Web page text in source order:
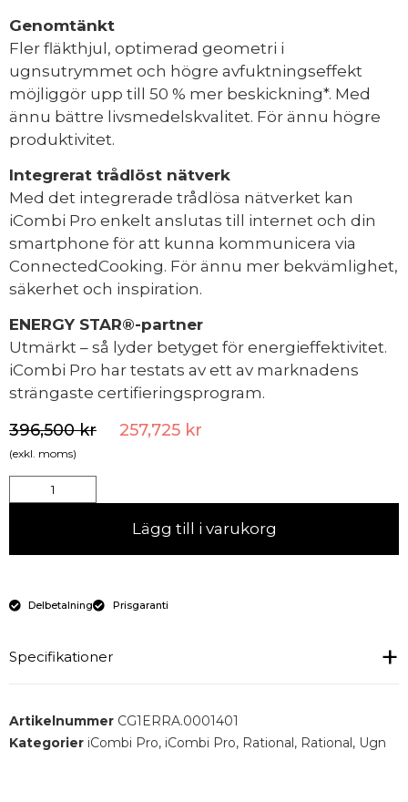
Genomtänkt
Fler fläkthjul, optimerad geometri i
ugnsutrymmet och högre avfuktningseffekt
möjliggör upp till 50 % mer beskickning*. Med
ännu bättre livsmedelskvalitet. För ännu högre
produktivitet.
Integrerat trådlöst nätverk
Med det integrerade trådlösa nätverket kan
iCombi Pro enkelt anslutas till internet och din
smartphone för att kunna kommunicera via
ConnectedCooking. För ännu mer bekvämlighet,
säkerhet och inspiration.
ENERGY STAR®-partner
Utmärkt – så lyder betyget för energieffektivitet.
iCombi Pro har testats av ett av marknadens
strängaste certifieringsprogram.
396,500kr 257,725 kr
(exkl. moms)
Lägg till i varukorg
Delbetalning Prisgaranti
Specifikationer
Portioner per dag : 300–500
Artikelnummer CG1ERRA.0001401
Kategorier iCombi Pro, iCombi Pro, Rational , Rational , Ugn